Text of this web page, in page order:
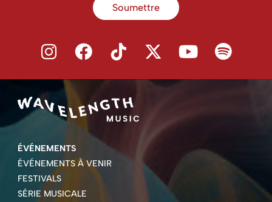
Soumettre
ÉVÉNEMENTS
ÉVÉNEMENTS À VENIR
FESTIVALS
SÉRIE MUSICALE